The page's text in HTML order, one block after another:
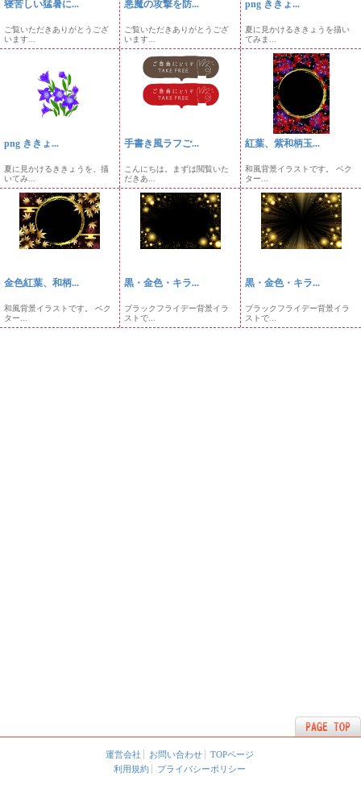
寝苦しい猛暑に...
ご覧いただきありがとうござ
います...
悪魔の攻撃を防...
ご覧いただきありがとうござ
います...
png ききょ...
夏に見かけるききょうを描い
てみま...
png ききょ...
夏に見かけるききょうを、描
いてみ...
手書き風ラフご...
こんにちは。まずは閲覧いた
だきあ...
紅葉、紫和柄玉...
和風背景イラストです。 ベク
ター...
金色紅葉、和柄...
和風背景イラストです。 ベク
ター...
黒・金色・キラ...
ブラックフライデー背景イラ
ストで...
黒・金色・キラ...
ブラックフライデー背景イラ
ストで...
運営会社 お問い合わせ
TOPページ
利用規約
プライバシーポリシー